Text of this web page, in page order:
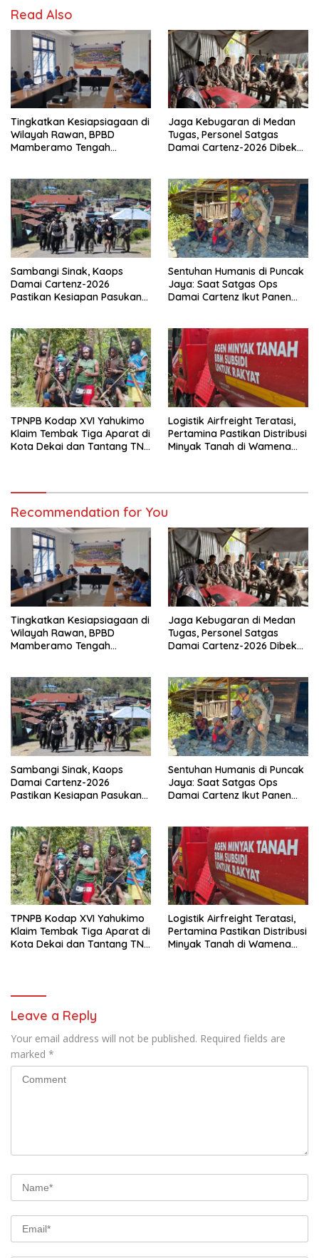
Read Also
Tingkatkan Kesiapsiagaan di
Wilayah Rawan, BPBD
Mamberamo Tengah
Jaga Kebugaran di Medan
Tugas, Personel Satgas
Damai Cartenz-2026 Dibekali
Sambangi Sinak, Kaops
Damai Cartenz-2026
Pastikan Kesiapan Pasukan
Sentuhan Humanis di Puncak
Jaya: Saat Satgas Ops
Damai Cartenz Ikut Panen
TPNPB Kodap XVI Yahukimo
Klaim Tembak Tiga Aparat di
Kota Dekai dan Tantang TNI-
Logistik Airfreight Teratasi,
Pertamina Pastikan Distribusi
Minyak Tanah di Wamena
Recommendation for You
Tingkatkan Kesiapsiagaan di
Wilayah Rawan, BPBD
Mamberamo Tengah
Jaga Kebugaran di Medan
Tugas, Personel Satgas
Damai Cartenz-2026 Dibekali
Sambangi Sinak, Kaops
Damai Cartenz-2026
Pastikan Kesiapan Pasukan
Sentuhan Humanis di Puncak
Jaya: Saat Satgas Ops
Damai Cartenz Ikut Panen
TPNPB Kodap XVI Yahukimo
Klaim Tembak Tiga Aparat di
Kota Dekai dan Tantang TNI-
Logistik Airfreight Teratasi,
Pertamina Pastikan Distribusi
Minyak Tanah di Wamena
Leave a Reply
Your email address will not be published. Required fields are
marked *